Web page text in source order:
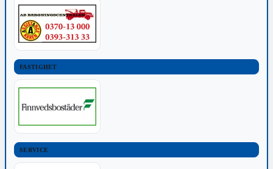
FASTIGHET
SERVICE